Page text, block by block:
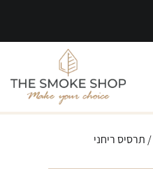
/ תרסיס ריחני